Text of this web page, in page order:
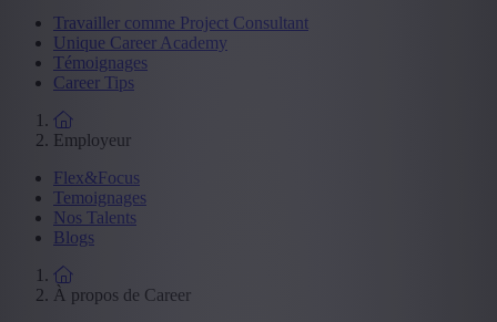
Travailler comme Project Consultant
Unique Career Academy
Témoignages
Career Tips
Employeur
Flex&Focus
Temoignages
Nos Talents
Blogs
À propos de Career